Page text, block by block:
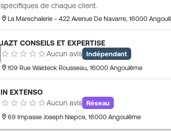
spécifiques de chaque client.
La Marechalerie - 422 Avenue De Navarre, 16000
JAZT CONSEILS ET EXPERTISE
Aucun avis Indépendant
109 Rue Waldeck Rousseau, 16000 Angoulême
IN EXTENSO
Aucun avis Réseau
69 Impasse Joseph Niepce, 16000 Angoulême